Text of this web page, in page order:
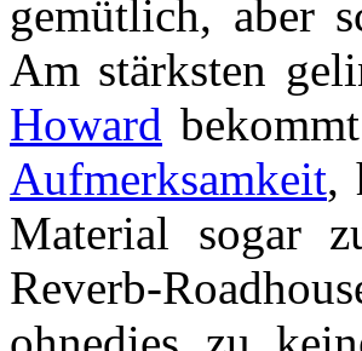
gemütlich, aber
Am stärksten
Howard
Aufmerksamkeit,
Material sogar
Reverb-